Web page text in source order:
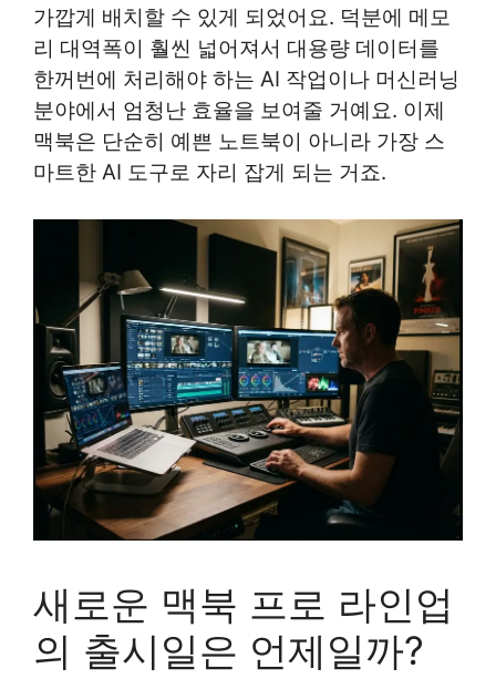
가깝게 배치할 수 있게 되었어요. 덕분에 메모
리 대역폭이 훨씬 넓어져서 대용량 데이터를
한꺼번에 처리해야 하는 AI 작업이나 머신러닝
분야에서 엄청난 효율을 보여줄 거예요. 이제
맥북은 단순히 예쁜 노트북이 아니라 가장 스
마트한 AI 도구로 자리 잡게 되는 거죠.
새로운 맥북 프로 라인업
의 출시일은 언제일까?